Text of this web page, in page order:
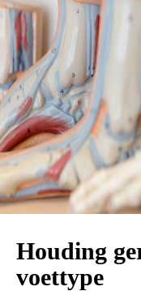
Houding
voettype